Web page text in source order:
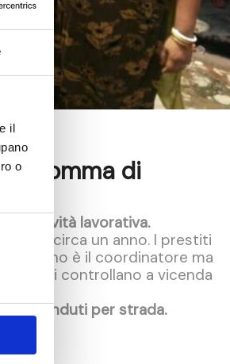
il
o
somma di
attività lavorativa.
di circa un anno. I prestiti
uno è il coordinatore ma
si controllano a vicenda
e venduti per strada.